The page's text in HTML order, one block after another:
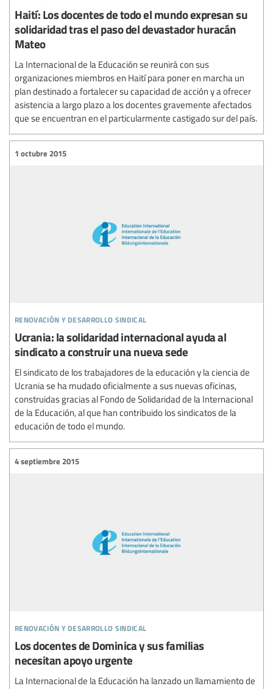
Haití: Los docentes de todo el mundo expresan su
solidaridad tras el paso del devastador huracán
Mateo
La Internacional de la Educación se reunirá con sus
organizaciones miembros en Haití para poner en marcha un
plan destinado a fortalecer su capacidad de acción y a ofrecer
asistencia a largo plazo a los docentes gravemente afectados
que se encuentran en el particularmente castigado sur del país.
renovación y desarrollo sindical
1 octubre 2015
Ucrania: la solidaridad internacional ayuda al
sindicato a construir una nueva sede
El sindicato de los trabajadores de la educación y la ciencia de
Ucrania se ha mudado oficialmente a sus nuevas oficinas,
construidas gracias al Fondo de Solidaridad de la Internacional
de la Educación, al que han contribuido los sindicatos de la
educación de todo el mundo.
renovación y desarrollo sindical
4 septiembre 2015
Los docentes de Dominica y sus familias
necesitan apoyo urgente
La Internacional de la Educación ha lanzado un llamamiento de